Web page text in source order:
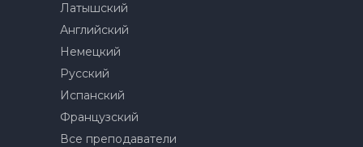
Латышский
Английский
Немецкий
Русский
Испанский
Французский
Все преподаватели